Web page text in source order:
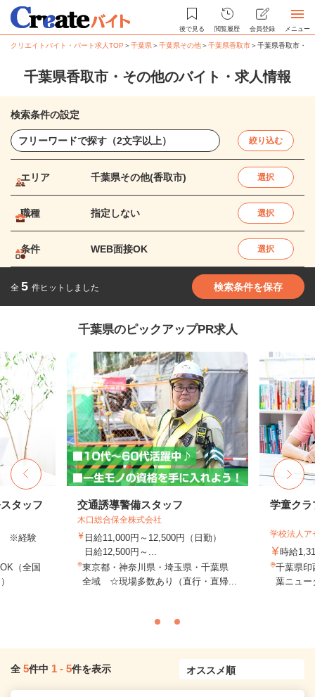
後で見る 閲覧履歴 会員登録 メニュー
クリエイトバイト・パート求人TOP ＞千葉県＞千葉県その他＞千葉県香取市＞千葉県香取市・
千葉県香取市・その他のバイト・求人情報
検索条件の設定
絞り込む
エリア 千葉県その他(香取市) 選択
職種 指定しない 選択
条件 WEB面接OK 選択
全 5 件ヒットしました 検索条件を保存
千葉県のピックアップPR求人
タッフ
※経験
（全国
交通誘導警備スタッフ
木口総合保全株式会社
日給11,000円～12,500円（日勤）
日給12,500円～...
東京都・神奈川県・埼玉県・千葉県
全域 ☆現場多数あり（直行・直帰...
学童クラ
学校法人
時給
千葉県印
葉ニュー
全 5件中 1 - 5件を表示